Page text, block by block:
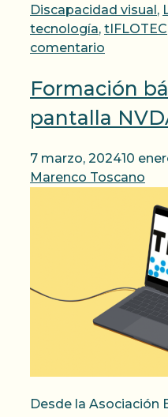
Discapacidad visual ,
tecnología, tIFLOTEC
comentario
Formación
pantalla
7 marzo, 202410
Marenco Toscano
Desde la Asociación